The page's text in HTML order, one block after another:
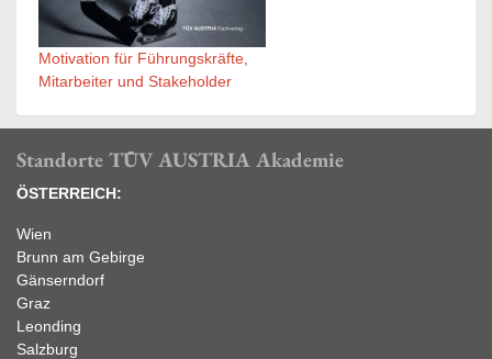
Motivation für Führungskräfte,
Mitarbeiter und Stakeholder
Standorte TÜV AUSTRIA Akademie
ÖSTERREICH:
Wien
Brunn am Gebirge
Gänserndorf
Graz
Leonding
Salzburg